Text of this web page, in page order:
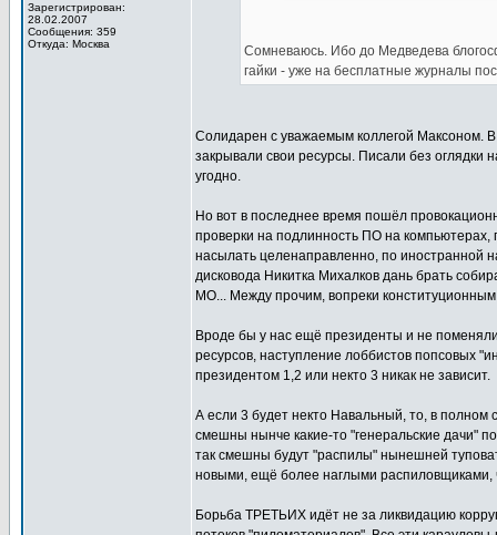
Зарегистрирован:
28.02.2007
Сообщения: 359
Откуда: Москва
Сомневаюсь. Ибо до Медведева
гайки - уже на бесплатные журналы
Солидарен с уважаемым коллегой Максоном.
закрывали свои ресурсы. Писали без оглядки
угодно.
Но вот в последнее время пошёл
проверки на подлинность ПО на компьютерах,
насылать целенаправленно, по иностранной
дисковода Никитка Михалков дань брать
МО... Между прочим, вопреки
Вроде бы у нас ещё президенты и не
ресурсов, наступление лоббистов попсовых
президентом 1,2 или некто 3 никак не зависит.
А если 3 будет некто Навальный, то, в полном
смешны нынче какие-то "генеральские дачи"
так смешны будут "распилы" нынешней
новыми, ещё более наглыми
Борьба ТРЕТЬИХ идёт не за ликвидацию